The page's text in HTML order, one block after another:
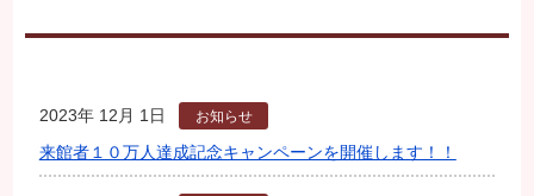
2023年 12月 1日 お知らせ
来館者１０万人達成記念キャンペーンを開催します！！